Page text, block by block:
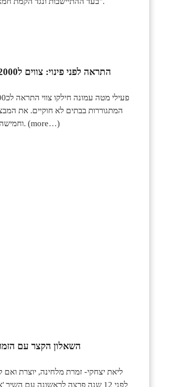
התראה לפני פינוי: צווים ל2000 משפחות מיהודה ושמרון
המתגוררות בבתים לא חוקיים. את
וחמישה ישובים ברחבי יהודה ושומרון. (more…)
השאלון הקצר עם
ליאת יצחקי- זמרת מלחינה, יוצרת ואם
לפני 12 שנה פרצה לראשונה עם